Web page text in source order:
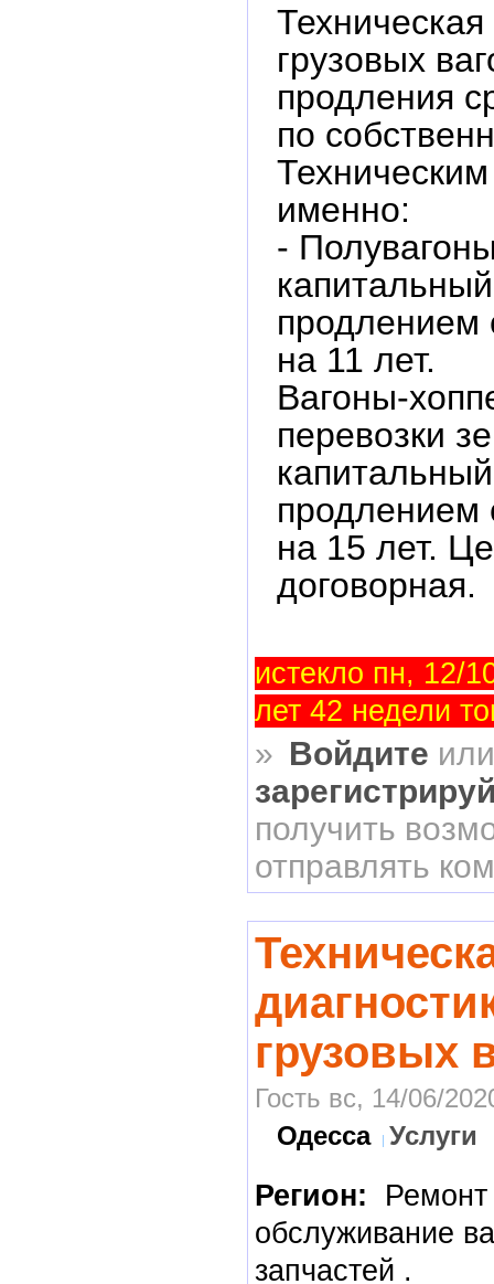
грузовых
продления
по
именно:
-
продлением
на 11 лет.
Вагоны-
перевозки
продлением
на 15 лет.
договорная.
истекло пн, 12/
лет 42 недели
» Войдите
получить
отправлять
грузовых
Гость вс, 14/06/
Одесса
Услуги
Регион:
Ремонт
обслуживание
запчастей .